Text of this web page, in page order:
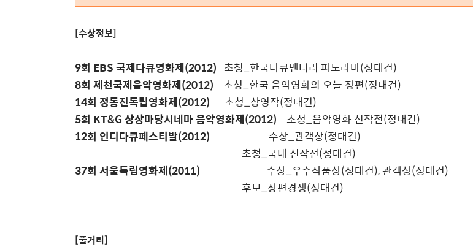
[수상정보]
9회 EBS 국제다큐영화제(2012) 초청_한국다큐멘터리 파노라마(정대건)
8회 제천국제음악영화제(2012) 초청_한국 음악영화의 오늘 장편(정대건)
14회 정동진독립영화제(2012) 초청_상영작(정대건)
5회 KT&G 상상마당시네마 음악영화제(2012) 초청_음악영화 신작전(정대건)
12회 인디다큐페스티발(2012) 수상_관객상(정대건)
초청_국내 신작전(정대건)
37회 서울독립영화제(2011) 수상_우수작품상(정대건), 관객상(정대건)
후보_장편경쟁(정대건)
[줄거리]